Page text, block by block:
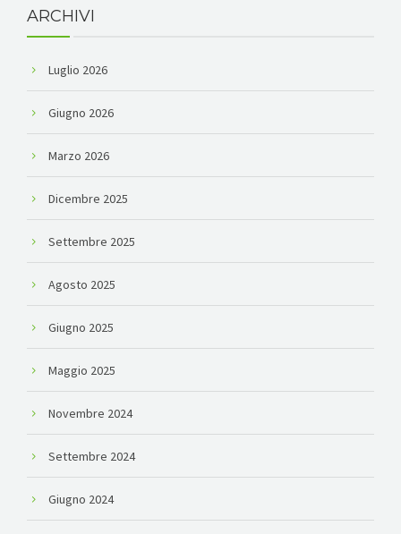
ARCHIVI
Luglio 2026
Giugno 2026
Marzo 2026
Dicembre 2025
Settembre 2025
Agosto 2025
Giugno 2025
Maggio 2025
Novembre 2024
Settembre 2024
Giugno 2024